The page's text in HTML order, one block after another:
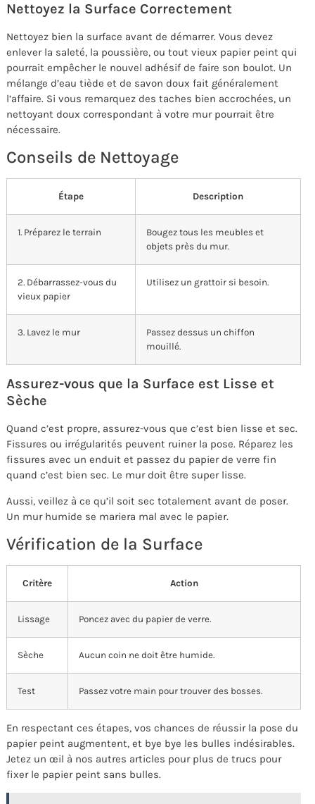
Nettoyez la Surface Correctement
Nettoyez bien la surface avant de démarrer. Vous devez
enlever la saleté, la poussière, ou tout vieux papier peint qui
pourrait empêcher le nouvel adhésif de faire son boulot. Un
mélange d’eau tiède et de savon doux fait généralement
l’affaire. Si vous remarquez des taches bien accrochées, un
nettoyant doux correspondant à votre mur pourrait être
nécessaire.
Conseils de Nettoyage
Étape Description
1. Préparez le terrain
Bougez tous les meubles et
objets près du mur.
2. Débarrassez-vous du
vieux papier
Utilisez un grattoir si besoin.
3. Lavez le mur
Passez dessus un chiffon
mouillé.
Assurez-vous que la Surface est Lisse et
Sèche
Quand c’est propre, assurez-vous que c’est bien lisse et sec.
Fissures ou irrégularités peuvent ruiner la pose. Réparez les
fissures avec un enduit et passez du papier de verre fin
quand c’est bien sec. Le mur doit être super lisse.
Aussi, veillez à ce qu’il soit sec totalement avant de poser.
Un mur humide se mariera mal avec le papier.
Vérification de la Surface
Critère Action
Lissage Poncez avec du papier de verre.
Sèche Aucun coin ne doit être humide.
Test Passez votre main pour trouver des bosses.
En respectant ces étapes, vos chances de réussir la pose du
papier peint augmentent, et bye bye les bulles indésirables.
Jetez un œil à nos autres articles pour plus de trucs pour
fixer le papier peint sans bulles.